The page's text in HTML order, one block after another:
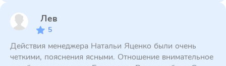
Лев
5
Действия менеджера Натальи Яценко были очень
четкими, пояснения ясными. Отношение внимательное